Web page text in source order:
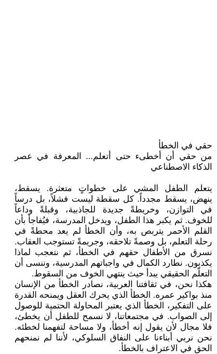
حقي في الخطأ
من حقي أن أخطىء حتى أتعلم... المعرفة في عصر
الذكاء الاصطناعي
يتعلم الطفل المشي على خطواتٍ متعثرة. يسقط،
ينهض، يسقط مجدداً. كل سقطة ليست فشلاً، بل درساً
في التوازن، وخريطةً جديدة للجاذبية، وقبلةً وداعاً
للخوف. ثم يكبر هذا الطفل، ويدخل المدرسة، فيُفاجأ بأن
القلم الأحمر يتربص به، وأن الخطأ لم يعد محطةً في
رحلة التعلم، بل وصمةً تلاحقه، وجريمةً تستوجب العقاب.
نسرق من الأطفال حقهم في الخطأ، ثم نتعجب لماذا
يكذبون. نطارد الكمال في واجباتهم المدرسية، وننسى أن
التعلّم الحقيقي يبدأ حيث ينتهي الخوف من السقوط.
هكذا نحن، في ثقافتنا العربية، نصادر الخطأ من الإنسان
منذ بواكير عمره. الخطأ الذي يحرك العقل ويمنحه القدرة
على التفكير، الخطأ الذي يعتبر المحاولة الحتمية للوصول
إلى الصواب. في مجتمعاتنا، لا نسمح للطفل أن يخطئ،
فلا مجال لأن يقول إنه أخطأ، ولا مساحة لتفهمنا لخطئه.
نحن نربي أبناءنا على النفاق السلوكي، لأننا لم نمنحهم
الحق في الاعتراف بالخطأ.